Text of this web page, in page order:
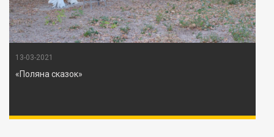
13-03-2021
«Поляна сказок»